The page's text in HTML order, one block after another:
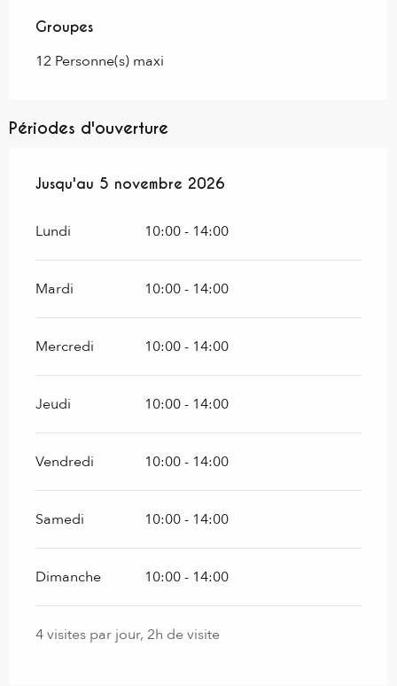
Groupes
Groupes
12 Personne(s) maxi
Périodes d'ouverture
Du3 avril 2026au5 novembre 2026
Jusqu'au 5 novembre 2026
Lundi 10:00 - 14:00
Mardi 10:00 - 14:00
Mercredi 10:00 - 14:00
Jeudi 10:00 - 14:00
Vendredi 10:00 - 14:00
Samedi 10:00 - 14:00
Dimanche 10:00 - 14:00
4 visites par jour, 2h de visite